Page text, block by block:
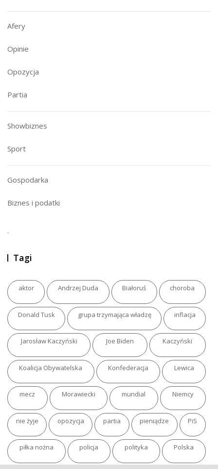
Afery
Opinie
Opozycja
Partia
Showbiznes
Sport
Gospodarka
Biznes i podatki
.
Tagi
aktor Andrzej Duda Białoruś choroba
Donald Tusk grupa trzymająca władzę inflacja
Jarosław Kaczyński Joe Biden Kaczyński
Koalicja Obywatelska Konfederacja Lewica
mecz Morawiecki mundial Niemcy
nie żyje opozycja partia pieniądze PiS
piłka nożna policja polityka Polska